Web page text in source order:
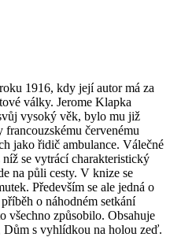
1916, kdy její autor má za
války. Jerome Klapka
vysoký věk, bylo mu již
francouzskému červenému
jako řidič ambulance. Válečné
se vytrácí charakteristický
na půli cesty. V knize se
Především se ale jedná o
o náhodném setkání
všechno způsobilo. Obsahuje
s vyhlídkou na holou zeď.